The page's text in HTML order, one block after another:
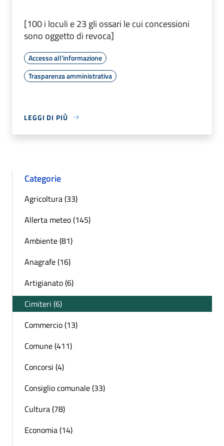
[100 i loculi e 23 gli ossari le cui concessioni
sono oggetto di revoca]
Accesso all'informazione
Trasparenza amministrativa
LEGGI DI PIÙ
Categorie
Agricoltura (33)
Allerta meteo (145)
Ambiente (81)
Anagrafe (16)
Artigianato (6)
Cimiteri (6)
Commercio (13)
Comune (411)
Concorsi (4)
Consiglio comunale (33)
Cultura (78)
Economia (14)